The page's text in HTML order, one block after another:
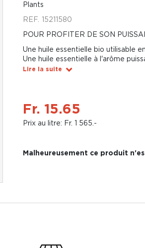
Plants
REF. 15211580
POUR PROFITER DE SON
Une huile essentielle bio utilisable
Une huile essentielle à l'arôme
Lire la suite
Fr. 15.65
Prix au litre: Fr. 1 565.-
Malheureusement ce produit